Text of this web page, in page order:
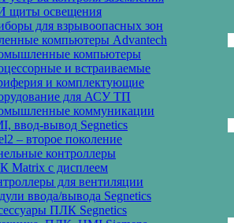
щиты освещения
для взрывоопасных зон
компьютеры Advantech
компьютеры
и встраиваемые
и комплектующие
для АСУ ТП
коммуникации
ввод-вывод Segnetics
– второе поколение
контроллеры
Matrix с дисплеем
для вентиляции
ввода/вывода Segnetics
ПЛК Segnetics